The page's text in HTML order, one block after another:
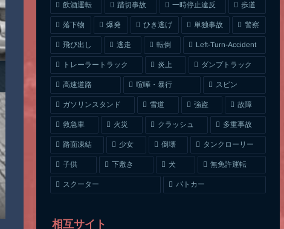
飲酒運転 踏切事故 一時停止違反 歩道
落下物 爆発 ひき逃げ 単独事故 警察
飛び出し 逃走 転倒 Left-Turn-Accident
トレーラートラック 炎上 ダンプトラック
高速道路 喧嘩・暴行 スピン
ガソリンスタンド 雪道 強盗 故障
救急車 火災 クラッシュ 多重事故
路面凍結 少女 倒壊 タンクローリー
子供 下敷き 犬 無免許運転
スクーター パトカー
相互サイト